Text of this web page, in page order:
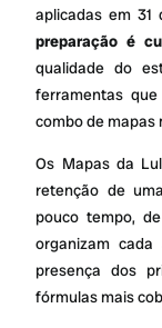
aplicadas em
preparação é
qualidade do
ferramentas
combo de mapas
Os Mapas da
retenção de
pouco tempo,
organizam
presença dos
fórmulas mais